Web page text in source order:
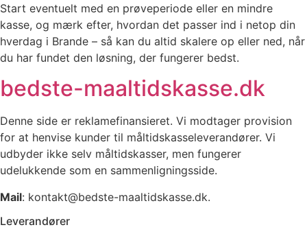
Start eventuelt med en prøveperiode eller en mindre
kasse, og mærk efter, hvordan det passer ind i netop din
hverdag i Brande – så kan du altid skalere op eller ned, når
du har fundet den løsning, der fungerer bedst.
bedste-maaltidskasse.dk
Denne side er reklamefinansieret. Vi modtager provision
for at henvise kunder til måltidskasseleverandører. Vi
udbyder ikke selv måltidskasser, men fungerer
udelukkende som en sammenligningsside.
Mail: kontakt@bedste-maaltidskasse.dk.
Leverandører